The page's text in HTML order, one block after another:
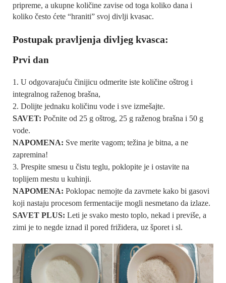
pripreme, a ukupne količine zavise od toga koliko dana i
koliko često ćete “hraniti” svoj divlji kvasac.
Postupak pravljenja divljeg kvasca:
Prvi dan
U odgovarajuću činijicu odmerite iste količine oštrog i
integralnog raženog brašna,
Dolijte jednaku količinu vode i sve izmešajte.
SAVET: Počnite od 25 g oštrog, 25 g raženog brašna i 50 g
vode.
NAPOMENA: Sve merite vagom; težina je bitna, a ne
zapremina!
Prespite smesu u čistu teglu, poklopite je i ostavite na
toplijem mestu u kuhinji.
NAPOMENA: Poklopac nemojte da zavrnete kako bi gasovi
koji nastaju procesom fermentacije mogli nesmetano da izlaze.
SAVET PLUS: Leti je svako mesto toplo, nekad i previše, a
zimi je to negde iznad il pored frižidera, uz šporet i sl.